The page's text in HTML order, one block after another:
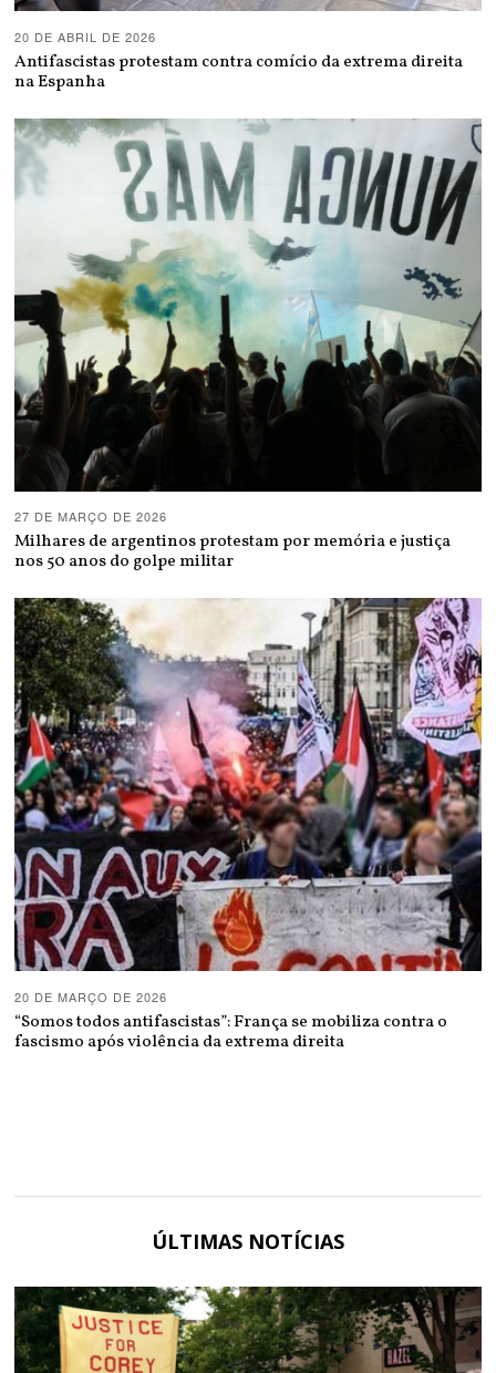
20 DE ABRIL DE 2026
Antifascistas protestam contra comício da extrema direita
na Espanha
27 DE MARÇO DE 2026
Milhares de argentinos protestam por memória e justiça
nos 50 anos do golpe militar
20 DE MARÇO DE 2026
“Somos todos antifascistas”: França se mobiliza contra o
fascismo após violência da extrema direita
ÚLTIMAS NOTÍCIAS